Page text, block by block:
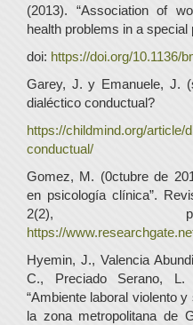
(2013). “Association of
health problems in a
doi: https://doi.org/10.1136/
Garey, J. y Emanuele, J.
dialéctico conductual?
https://childmind.org/article/
conductual/
Gomez, M. (0ctubre de
en psicología clínica”.
2(2),
https://
Hyemin, J., Valencia
C., Preciado Serano,
“Ambiente laboral violento
la zona metropolitana de